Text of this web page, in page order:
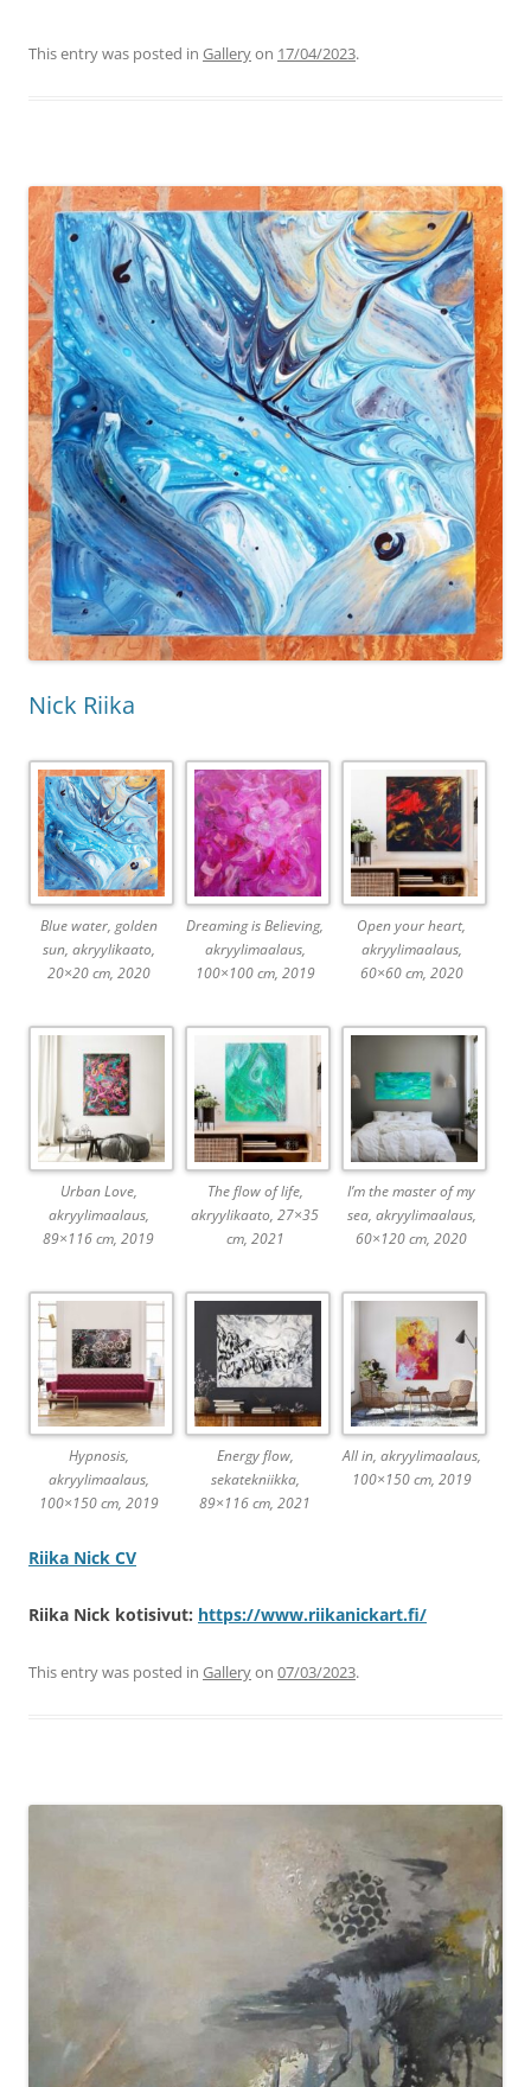
This entry was posted in Galleryon 17/04/2023.
Nick Riika
Blue water, golden
sun, akryylikaato,
20×20 cm, 2020
Dreaming is Believing,
akryylimaalaus,
100×100 cm, 2019
Open your heart,
akryylimaalaus,
60×60 cm, 2020
Urban Love,
akryylimaalaus,
89×116 cm, 2019
The flow of life,
akryylikaato, 27×35
cm, 2021
I’m the master of my
sea, akryylimaalaus,
60×120 cm, 2020
Hypnosis,
akryylimaalaus,
100×150 cm, 2019
Energy flow,
sekatekniikka,
89×116 cm, 2021
All in, akryylimaalaus,
100×150 cm, 2019
Riika Nick CV
Riika Nick kotisivut: https://www.riikanickart.fi/
This entry was posted in Galleryon 07/03/2023.